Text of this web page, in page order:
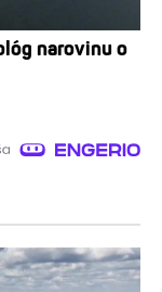
narovinu o